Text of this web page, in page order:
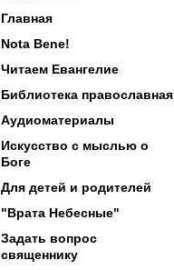
Главная
Nota Bene!
Читаем Евангелие
Библиотека православная
Аудиоматериалы
Искусство с мыслью о
Боге
Для детей и родителей
"Врата Небесные"
Задать вопрос
священнику